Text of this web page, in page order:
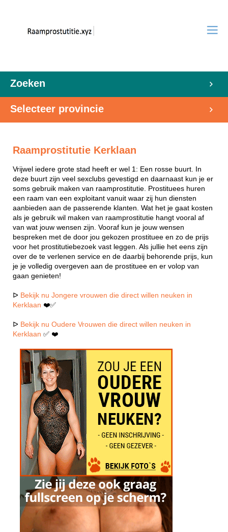
Zoeken
Selecteer provincie
Raamprostitutie Kerklaan
Vrijwel iedere grote stad heeft er wel 1: Een rosse buurt. In
deze buurt zijn veel sexclubs gevestigd en daarnaast kun je er
soms gebruik maken van raamprostitutie. Prostituees huren
een raam van een exploitant vanuit waar zij hun diensten
aanbieden aan de passerende klanten. Wat het je gaat kosten
als je gebruik wil maken van raamprostitutie hangt vooral af
van wat jouw wensen zijn. Vooraf kun je jouw wensen
bespreken met de door jou gekozen prostituee en zo de prijs
voor het prostitutiebezoek vast leggen. Als jullie het eens zijn
over de te verlenen service en de daarbij behorende prijs, kun
je je volledig overgeven aan de prostituee en er volop van
gaan genieten!
ᐅ Bekijk nu Jongere vrouwen die direct willen neuken in
Kerklaan ❤️✅
ᐅ Bekijk nu Oudere Vrouwen die direct willen neuken in
Kerklaan ✅ ❤️